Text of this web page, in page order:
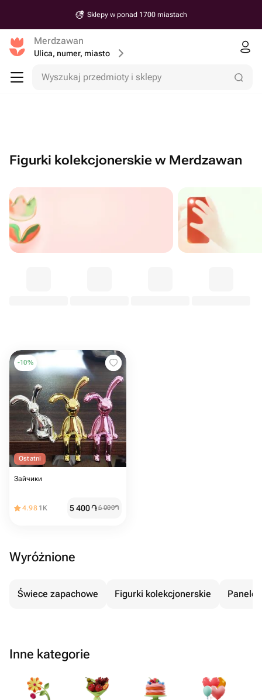
Sklepy w ponad 1700 miastach
Merdzawan
Ulica, numer, miasto
Wyszukaj przedmioty i sklepy
Figurki kolekcjonerskie w Merdzawan
-10%
Ostatni
Зайчики
4.98 1K 5 400֏6 000֏
Wyróżnione
Świece zapachowe Figurki kolekcjonerskie Panele
Inne kategorie